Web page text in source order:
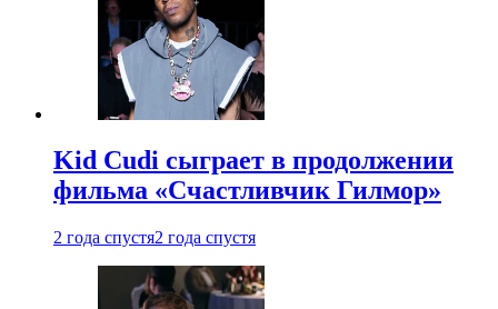
Kid Cudi сыграет в продолжении
фильма «Счастливчик Гилмор»
2 года спустя2 года спустя